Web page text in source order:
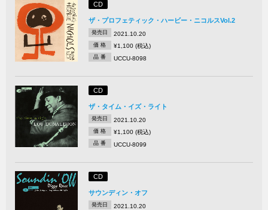
CD
ザ・プロフェティック・ハービー・ニコルスVol.2
発売日 2021.10.20
価 格 ¥1,100 (税込)
品 番 UCCU-8098
CD
ザ・タイム・イズ・ライト
発売日 2021.10.20
価 格 ¥1,100 (税込)
品 番 UCCU-8099
CD
サウンディン・オフ
発売日 2021.10.20